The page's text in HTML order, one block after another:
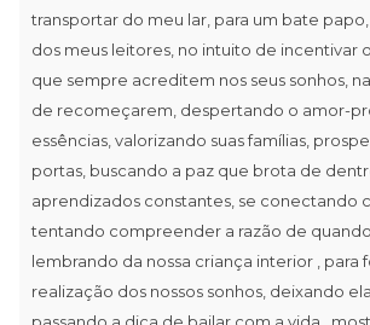
transportar do meu lar, para um bate
dos meus leitores, no intuito de incentivar
que sempre acreditem nos seus sonhos,
de recomeçarem, despertando o amor-
essências, valorizando suas famílias,
portas, buscando a paz que brota de
aprendizados constantes, se conectando
tentando compreender a razão de
lembrando da nossa criança interior , para
realização dos nossos sonhos, deixando
passando a dica de bailar com a vida ,